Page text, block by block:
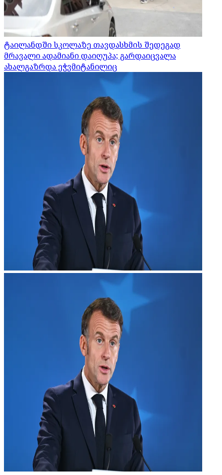
ტაილანდში სკოლაზე თავდასხმის შედეგად
მრავალი ადამიანი დაიღუპა; გარდაიცვალა
ახალგაზრდა ეჭვმიტანილიც